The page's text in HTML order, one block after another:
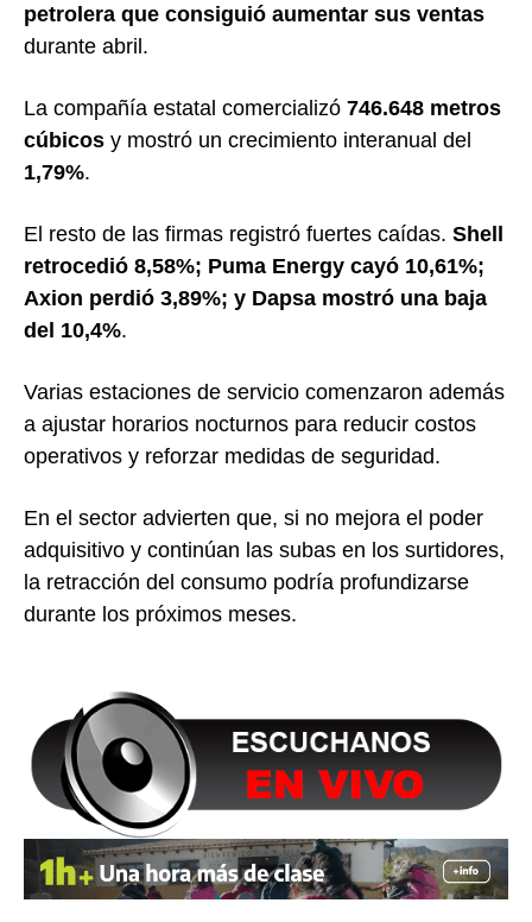
petrolera que consiguió aumentar sus ventas
durante abril.
La compañía estatal comercializó 746.648 metros
cúbicos y mostró un crecimiento interanual del
1,79%.
El resto de las firmas registró fuertes caídas. Shell
retrocedió 8,58%; Puma Energy cayó 10,61%;
Axion perdió 3,89%; y Dapsa mostró una baja
del 10,4%.
Varias estaciones de servicio comenzaron además
a ajustar horarios nocturnos para reducir costos
operativos y reforzar medidas de seguridad.
En el sector advierten que, si no mejora el poder
adquisitivo y continúan las subas en los surtidores,
la retracción del consumo podría profundizarse
durante los próximos meses.